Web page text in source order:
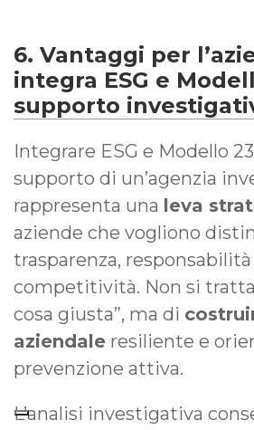
6. Vantaggi per
integra ESG e
supporto
Integrare ESG e Modello
supporto di un’agenzia
rappresenta una leva
aziende che vogliono
trasparenza, responsabilità
competitività. Non si tratta
cosa giusta”, ma di
aziendale resiliente e
prevenzione attiva.
L’analisi investigativa